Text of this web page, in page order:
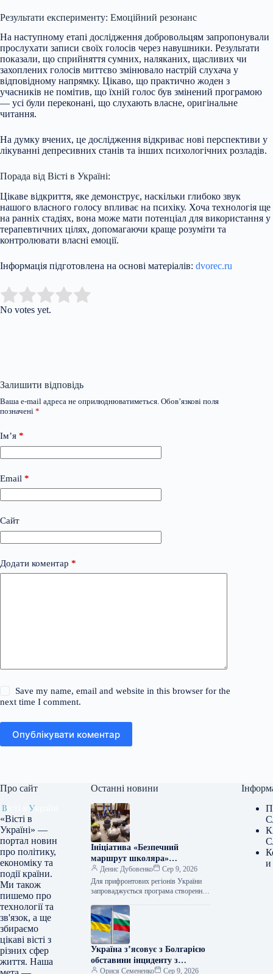
Результати експерименту: Емоційний резонанс
На наступному етапі дослідження добровольцям запропонували
прослухати записи своїх голосів через навушники. Результати
показали, що сприйняття сумних, наляканих, щасливих чи
захоплених голосів миттєво змінювало настрій слухача у
відповідному напрямку. Цікаво, що практично жоден з
учасників не помітив, що їхній голос був змінений програмою
— усі були переконані, що слухають власне, оригінальне
читання.
На думку вчених, це дослідження відкриває нові перспективи у
лікуванні депресивних станів та інших психологічних розладів.
Порада від Вісті в Україні:
Цікаве відкриття, яке демонструє, наскільки глибоко звук
нашого власного голосу впливає на психіку. Хоча технологія ще
на ранніх стадіях, вона може мати потенціал для використання у
терапевтичних цілях, допомагаючи краще розуміти та
контролювати власні емоції.
Інформація підготовлена на основі матеріалів: dvorec.ru
Rate this item:
No votes yet.
Залишити відповідь
Ваша e-mail адреса не оприлюднюватиметься. Обов’язкові поля
позначені *
Ім’я *
Email *
Сайт
Додати коментар *
Save my name, email and website in this browser for the
next time I comment.
Опублікувати коментар
Про сайт
«Вісті в
Україні» —
портал новин
про політику,
економіку та
події країни.
Ми також
пишемо про
технології та
зв'язок, а ще
збираємо
цікаві вісті з
різних сфер
життя. Наша
Останні новини
Ініціатива «Безпечний
маршрут школяра»
стартувала для громад,
розташованих поблизу лінії
фронту.
Денис Дубовенко
Сер 9, 2026
Для прифронтових регіонів України
запроваджується програма створення
передбачаючи розміщення пересувних
сховищ. Про це поінформував
у Фейсбуці заступник глави…
Україна з’ясовує з Болгарією
обставини інциденту з
безпілотником, повідомили в
Орися Семененко Сер 9, 2026
и